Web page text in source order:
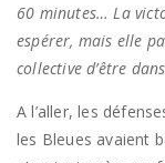
60 minutes… La
espérer, mais elle
collective d’être
A l’aller, les
les Bleues avaient